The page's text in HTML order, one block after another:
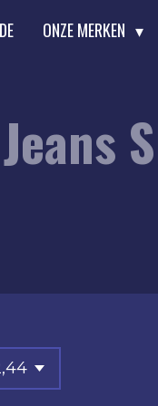
ONZE MERKEN